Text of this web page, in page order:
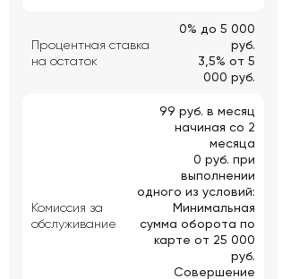
Процентная ставка
на остаток
0% до 5 000
руб.
3,5% от 5
000 руб.
Комиссия за
обслуживание
99 руб. в месяц
начиная со 2
месяца
0 руб. при
выполнении
одного из условий:
Минимальная
сумма оборота по
карте от 25 000
руб.
Совершение